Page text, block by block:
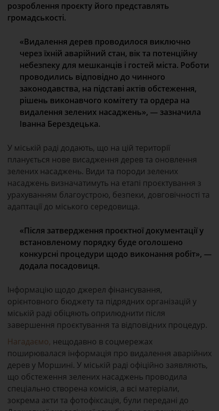
розроблення проєкту його представлять
громадськості.
«Видалення дерев проводилося виключно
через їхній аварійний стан, вік та потенційну
небезпеку для мешканців і гостей міста. Роботи
проводились відповідно до чинного
законодавства, на підставі актів обстеження,
рішень виконавчого комітету та ордера на
видалення зелених насаджень», — зазначила
Іванна Берездецька.
У міській раді додають, що на цій території
планується нове висадження дерев та оновлення
зелених насаджень. Види та породи зелених
насаджень визначатимуть на етапі проєктування з
урахуванням благоустрою, безпеки, довговічності та
адаптації до міського середовища.
«Після затвердження проєктної документації у
встановленому порядку буде оголошено
конкурсні процедури щодо виконання робіт», —
додала посадовиця.
Інформацію щодо джерел фінансування,
орієнтовного бюджету та підрядних організацій у
міській раді обіцяють оприлюднити після
завершення проєктування та відповідних процедур.
Нагадаємо, нещодавно в соцмережах
поширювалася інформація про видалення аварійних
дерев у Моршині. У міській раді офіційно заявляють,
що обстеження зелених насаджень проводила
спеціально створена комісія, а всі матеріали,
зокрема акти та фотофіксація, були передані до